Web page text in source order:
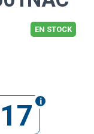
EN STOCK